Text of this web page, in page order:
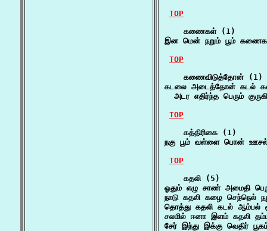
TOP
    கணைகள் (1)
இன மென் நறும் பூம்
TOP
    கணைவிடுத்தோன் (1)
கடலை அடைத்தோன் கடல்
அடர எதிர்ந்த பெரும்
TOP
    கத்திரிகை (1)
நகு பூம் வள்ளை பொன் ஊசல்
TOP
    கதலி (5)
ஓதும் எழு சாண் அமைதி
நாடு கதலி கழை செந்நெல்
தொத்து கதலி கடல் ஆம்பல்
சலமில் ஈனா இளம் கதலி
சேர் இந்து இக்கு வெதிர்